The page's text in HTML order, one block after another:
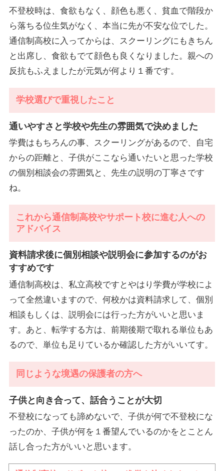
不登校時は、食欲もなく、顔色も悪く、貧血で階段か
ら落ちる位生気がなく、本当に先が不安な位でした。
通信制高校に入ってからは、スクーリングにもきちん
と出席し、食欲もでて顔色も良くなりました。親への
反抗もふえましたが元気が何より１番です。
学校選びで重視したこと
通いやすさと学校や先生の雰囲気で決めました
学費はもちろんの事、スクーリングがあるので、自宅
からの距離と、子供がここなら通いたいと思った学校
の個別相談会の雰囲気と、先生の説明の丁寧さです
ね。
これから通信制高校やサポート校に進む人への
アドバイス
資料請求後に個別相談や説明会に参加するのがお
すすめです
通信制高校は、私立高校ですとやはり学費が学校によ
って全然違いますので、何校かは資料請求して、個別
相談もしくは、説明会には行った方がいいと思いま
す。あと、転学する方は、前期後期で取れる単位もあ
るので、単位も足りているか確認した方がいいてす。
同じような境遇の保護者の方へ
子供と向き合って、話合うことが大切
不登校になっても諦めないで、子供が何で不登校にな
ったのか、子供が何を１番望んでいるのかをとことん
話し合った方がいいと思います。